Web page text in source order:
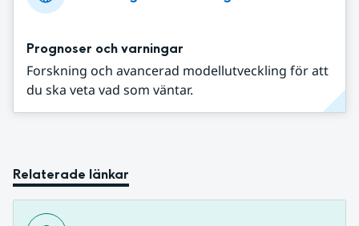
Prognoser och varningar
Forskning och avancerad modellutveckling för att
du ska veta vad som väntar.
Relaterade länkar